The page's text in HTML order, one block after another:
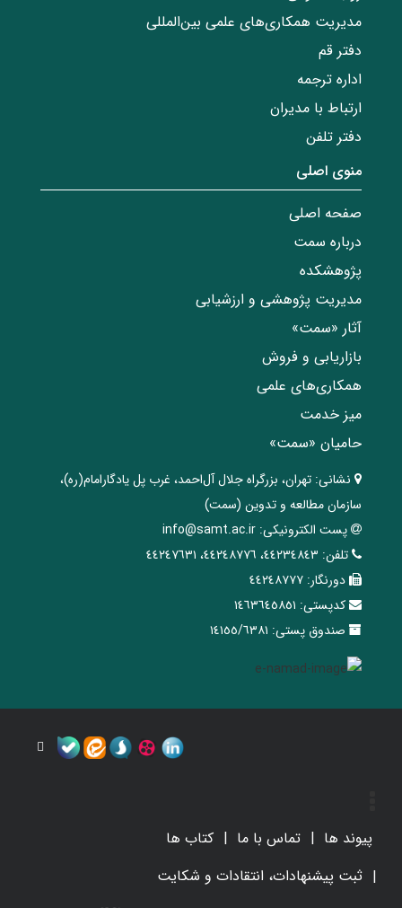
مدیریت همکاری‌های علمی بین‌المللی
دفتر قم
اداره ترجمه
ارتباط با مدیران
دفتر تلفن
منوی اصلی
صفحه اصلی
درباره سمت
پژوهشکده
مدیریت پژوهشی و ارزشیابی
آثار «سمت»
بازاریابی و فروش
همکاری‌های علمی
میز خدمت
حامیان «سمت»
نشانی: تهران، ‌بزرگراه ‌جلال آل‌احمد، غرب پل يادگار‌امام(ره)‌،
سازمان مطالعه و تدوین‌ (سمت)
پست الکترونیکی: info@samt.ac.ir
تلفن: ٤٤٢٣٤٨٤٣، ٤٤٢٤٨٧٧٦، ٤٤٢٤٧٦٣١
دورنگار: ٤٤٢٤٨٧٧٧
کدپستی: ١٤٦٣٦٤٥٨٥١
صندوق پستی: ١٤١٥٥/٦٣٨١
پیوند ها تماس با ما
کتاب ها
ثبت پیشنهادات، انتقادات و شکایت